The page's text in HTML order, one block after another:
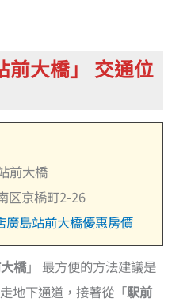
前大橋」 交通位
前大橋
京橋町2-26
廣島站前大橋優惠房價
橋」 最方便的方法建議是
地下通道，接著從「駅前